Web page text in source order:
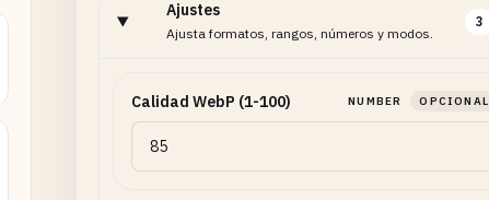
Ajustes
Ajusta formatos, rangos, números y modos.
3
Calidad WebP (1-100) NUMBER OPCIONAL